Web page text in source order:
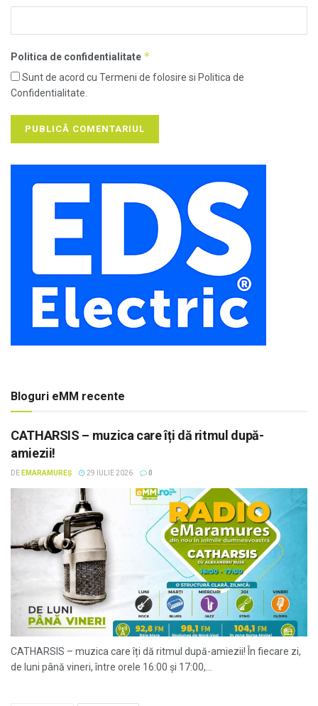
Politica de confidentialitate *
Sunt de acord cu Termeni de folosire si Politica de
Confidentialitate.
Bloguri eMM recente
CATHARSIS – muzica care îți dă ritmul după-
amiezii!
DE EMARAMUREȘ 29 IULIE 2026 0
CATHARSIS – muzica care îți dă ritmul după-amiezii! În fiecare zi,
de luni până vineri, între orele 16:00 și 17:00,...